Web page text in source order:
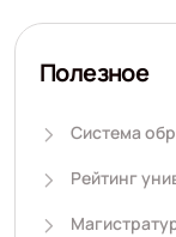
Полезное
Система
Рейтинг